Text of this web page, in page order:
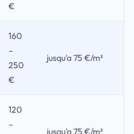
€
160
–
250
€
jusqu'a 75 €/m²
120
–
jusqu'a 75 €/m²